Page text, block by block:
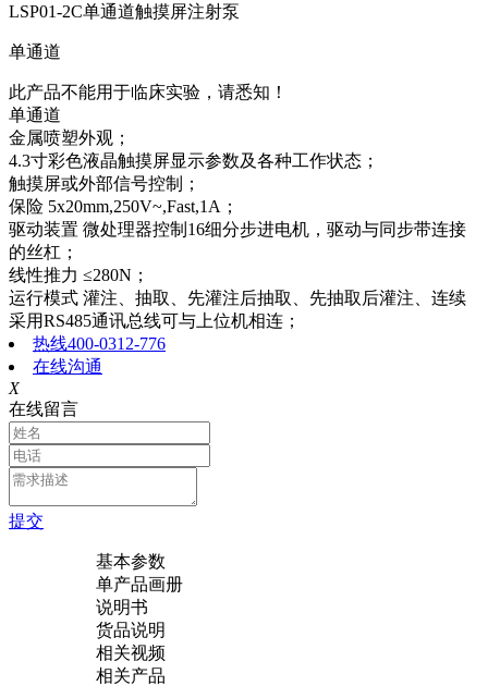
LSP01-2C单通道触摸屏注射泵
单通道
此产品不能用于临床实验，请悉知！
单通道
金属喷塑外观；
4.3寸彩色液晶触摸屏显示参数及各种工作状态；
触摸屏或外部信号控制；
保险 5x20mm,250V~,Fast,1A；
驱动装置 微处理器控制16细分步进电机，驱动与同步带连接
的丝杠；
线性推力 ≤280N；
运行模式 灌注、抽取、先灌注后抽取、先抽取后灌注、连续
采用RS485通讯总线可与上位机相连；
热线400-0312-776
在线沟通
X
在线留言
提交
基本参数
单产品画册
说明书
货品说明
相关视频
相关产品